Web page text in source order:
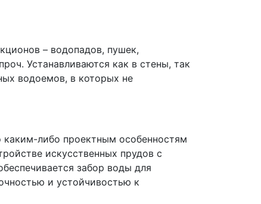
– водопадов, пушек,
Устанавливаются как в стены, так
водоемов, в которых не
каким-либо проектным особенностям
искусственных прудов с
забор воды для
и устойчивостью к